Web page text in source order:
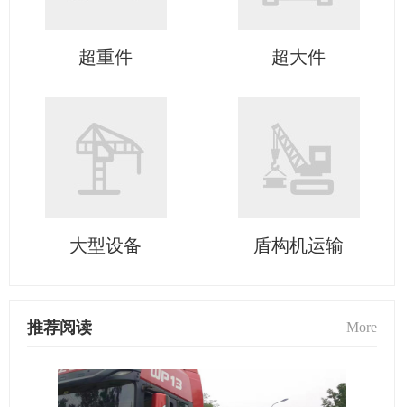
超重件 超大件
大型设备 盾构机运输
推荐阅读 More